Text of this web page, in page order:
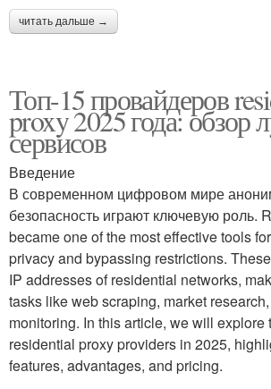
читать дальше →
Топ-15 провайдеров
proxy 2025 года: обзор
сервисов
Введение
В современном цифровом мире
безопасность играют ключевую роль.
became one of the most effective tools
privacy and bypassing restrictions.
IP addresses of residential networks,
tasks like web scraping, market
monitoring. In this article, we will explore
residential proxy providers in 2025,
features, advantages, and pricing.